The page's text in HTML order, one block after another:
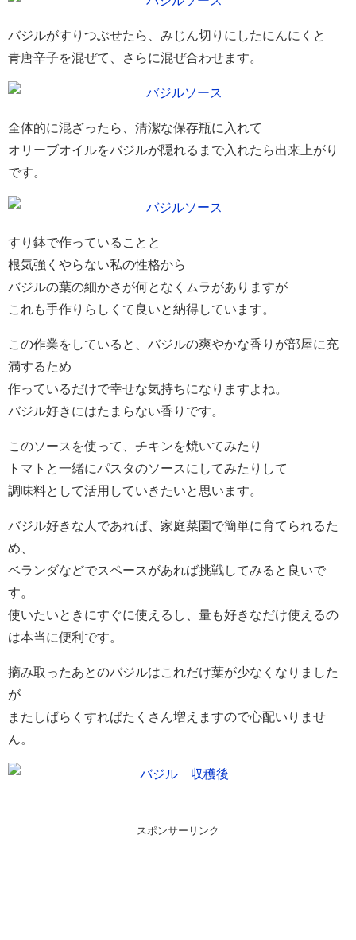
バジルがすりつぶせたら、みじん切りにしたにんにくと
青唐辛子を混ぜて、さらに混ぜ合わせます。
全体的に混ざったら、清潔な保存瓶に入れて
オリーブオイルをバジルが隠れるまで入れたら出来上がり
です。
すり鉢で作っていることと
根気強くやらない私の性格から
バジルの葉の細かさが何となくムラがありますが
これも手作りらしくて良いと納得しています。
この作業をしていると、バジルの爽やかな香りが部屋に充
満するため
作っているだけで幸せな気持ちになりますよね。
バジル好きにはたまらない香りです。
このソースを使って、チキンを焼いてみたり
トマトと一緒にパスタのソースにしてみたりして
調味料として活用していきたいと思います。
バジル好きな人であれば、家庭菜園で簡単に育てられるた
め、
ベランダなどでスペースがあれば挑戦してみると良いで
す。
使いたいときにすぐに使えるし、量も好きなだけ使えるの
は本当に便利です。
摘み取ったあとのバジルはこれだけ葉が少なくなりました
が
またしばらくすればたくさん増えますので心配いりませ
ん。
スポンサーリンク